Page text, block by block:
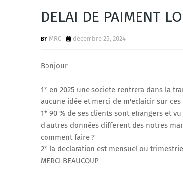
DELAI DE PAIMENT
MRC décembre 25, 2024
Bonjour
1* en 2025 une societe rentrera dans la
aucune idèe et merci de m'eclaicir sur ces
1* 90 % de ses clients sont etrangers et
d'autres donnèes different des notres
comment faire ?
2* la declaration est mensuel ou
MERCI BEAUCOUP